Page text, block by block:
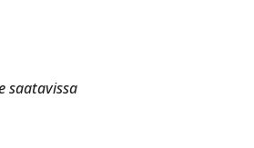
saatavissa